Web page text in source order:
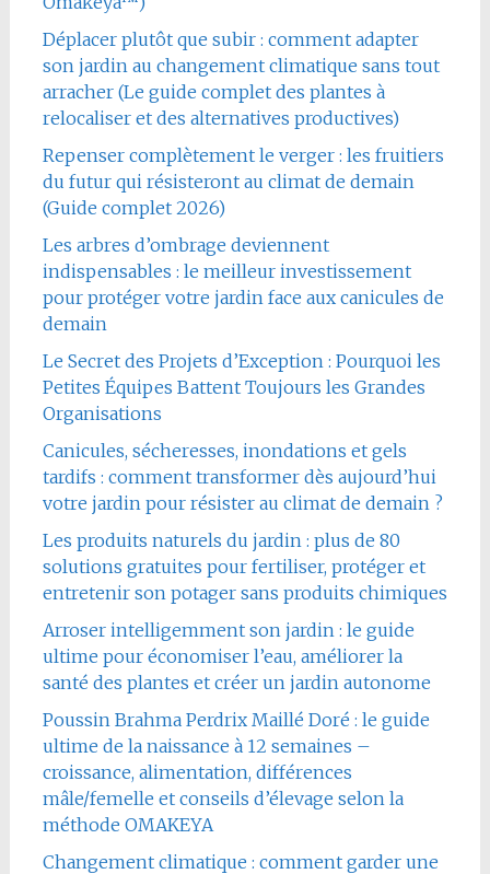
Déplacer plutôt que subir : comment adapter
son jardin au changement climatique sans tout
arracher (Le guide complet des plantes à
relocaliser et des alternatives productives)
Repenser complètement le verger : les fruitiers
du futur qui résisteront au climat de demain
(Guide complet 2026)
Les arbres d’ombrage deviennent
indispensables : le meilleur investissement
pour protéger votre jardin face aux canicules de
demain
Le Secret des Projets d’Exception : Pourquoi les
Petites Équipes Battent Toujours les Grandes
Organisations
Canicules, sécheresses, inondations et gels
tardifs : comment transformer dès aujourd’hui
votre jardin pour résister au climat de demain ?
Les produits naturels du jardin : plus de 80
solutions gratuites pour fertiliser, protéger et
entretenir son potager sans produits chimiques
Arroser intelligemment son jardin : le guide
ultime pour économiser l’eau, améliorer la
santé des plantes et créer un jardin autonome
Poussin Brahma Perdrix Maillé Doré : le guide
ultime de la naissance à 12 semaines –
croissance, alimentation, différences
mâle/femelle et conseils d’élevage selon la
méthode OMAKEYA
Changement climatique : comment garder une